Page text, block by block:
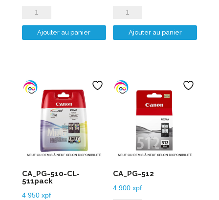
quantité
de
CA_PG-
Ajouter au panier
quantité
de
CA_PG-
Ajouter au panier
CA_PG-510-CL-
511pack
4 950 xpf
CA_PG-512
4 900xpf